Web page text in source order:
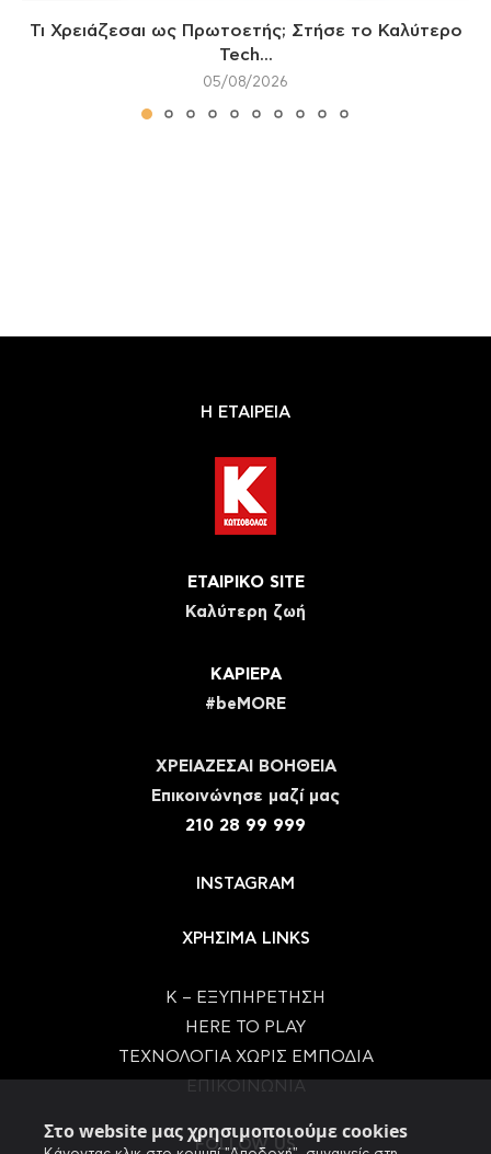
Στο website μας χρησιμοποιούμε cookies
Τι Χρειάζεσαι ως Πρωτοετής; Στήσε το Καλύτερο
Tech...
05/08/2026
Η ΕΤΑΙΡΕΙΑ
ΕΤΑΙΡΙΚΟ SITE
Καλύτερη ζωή
ΚΑΡΙΕΡΑ
#beMORE
ΧΡΕΙΑΖΕΣΑΙ ΒΟΗΘΕΙΑ
Eπικοινώνησε μαζί μας
210 28 99 999
INSTAGRAM
ΧΡΗΣΙΜΑ LINKS
Κ – ΕΞΥΠΗΡΕΤΗΣΗ
HERE TO PLAY
ΤΕΧΝΟΛΟΓΙΑ ΧΩΡΙΣ ΕΜΠΟΔΙΑ
FOLLOW US